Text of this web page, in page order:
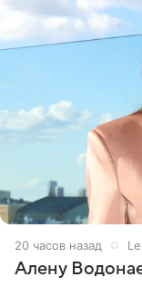
20 часов назад
Алену